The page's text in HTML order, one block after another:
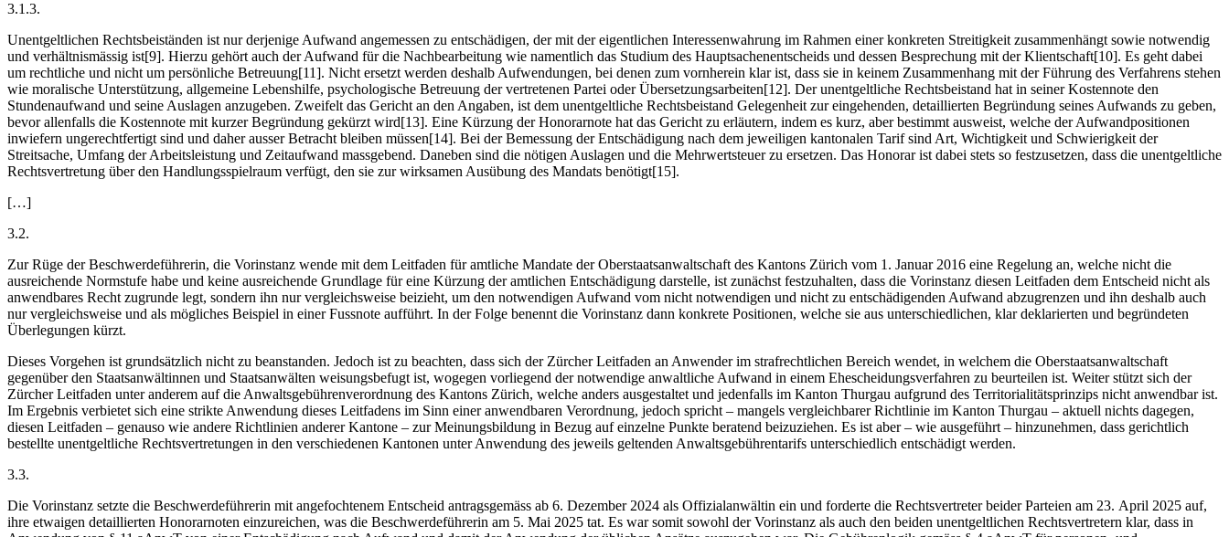
3.1.3.
Unentgeltlichen Rechtsbeiständen ist nur derjenige Aufwand angemessen zu entschädigen, der mit der eigentlichen Interessenwahrung im Rahmen einer konkreten Streitigkeit zusammenhängt sowie notwendig
und verhältnismässig ist[9]. Hierzu gehört auch der Aufwand für die Nachbearbeitung wie namentlich das Studium des Hauptsachenentscheids und dessen Besprechung mit der Klientschaft[10]. Es geht dabei
um rechtliche und nicht um persönliche Betreuung[11]. Nicht ersetzt werden deshalb Aufwendungen, bei denen zum vornherein klar ist, dass sie in keinem Zusammenhang mit der Führung des Verfahrens stehen
wie moralische Unterstützung, allgemeine Lebenshilfe, psychologische Betreuung der vertretenen Partei oder Übersetzungsarbeiten[12]. Der unentgeltliche Rechtsbeistand hat in seiner Kostennote den
Stundenaufwand und seine Auslagen anzugeben. Zweifelt das Gericht an den Angaben, ist dem unentgeltliche Rechtsbeistand Gelegenheit zur eingehenden, detaillierten Begründung seines Aufwands zu geben,
bevor allenfalls die Kostennote mit kurzer Begründung gekürzt wird[13]. Eine Kürzung der Honorarnote hat das Gericht zu erläutern, indem es kurz, aber bestimmt ausweist, welche der Aufwandpositionen
inwiefern ungerechtfertigt sind und daher ausser Betracht bleiben müssen[14]. Bei der Bemessung der Entschädigung nach dem jeweiligen kantonalen Tarif sind Art, Wichtigkeit und Schwierigkeit der
Streitsache, Umfang der Arbeitsleistung und Zeitaufwand massgebend. Daneben sind die nötigen Auslagen und die Mehrwertsteuer zu ersetzen. Das Honorar ist dabei stets so festzusetzen, dass die unentgeltliche
Rechtsvertretung über den Handlungsspielraum verfügt, den sie zur wirksamen Ausübung des Mandats benötigt[15].
[…]
3.2.
Zur Rüge der Beschwerdeführerin, die Vorinstanz wende mit dem Leitfaden für amtliche Mandate der Oberstaatsanwaltschaft des Kantons Zürich vom 1. Januar 2016 eine Regelung an, welche nicht die
ausreichende Normstufe habe und keine ausreichende Grundlage für eine Kürzung der amtlichen Entschädigung darstelle, ist zunächst festzuhalten, dass die Vorinstanz diesen Leitfaden dem Entscheid nicht als
anwendbares Recht zugrunde legt, sondern ihn nur vergleichsweise beizieht, um den notwendigen Aufwand vom nicht notwendigen und nicht zu entschädigenden Aufwand abzugrenzen und ihn deshalb auch
nur vergleichsweise und als mögliches Beispiel in einer Fussnote aufführt. In der Folge benennt die Vorinstanz dann konkrete Positionen, welche sie aus unterschiedlichen, klar deklarierten und begründeten
Überlegungen kürzt.
Dieses Vorgehen ist grundsätzlich nicht zu beanstanden. Jedoch ist zu beachten, dass sich der Zürcher Leitfaden an Anwender im strafrechtlichen Bereich wendet, in welchem die Oberstaatsanwaltschaft
gegenüber den Staatsanwältinnen und Staatsanwälten weisungsbefugt ist, wogegen vorliegend der notwendige anwaltliche Aufwand in einem Ehescheidungsverfahren zu beurteilen ist. Weiter stützt sich der
Zürcher Leitfaden unter anderem auf die Anwaltsgebührenverordnung des Kantons Zürich, welche anders ausgestaltet und jedenfalls im Kanton Thurgau aufgrund des Territorialitätsprinzips nicht anwendbar ist.
Im Ergebnis verbietet sich eine strikte Anwendung dieses Leitfadens im Sinn einer anwendbaren Verordnung, jedoch spricht – mangels vergleichbarer Richtlinie im Kanton Thurgau – aktuell nichts dagegen,
diesen Leitfaden – genauso wie andere Richtlinien anderer Kantone – zur Meinungsbildung in Bezug auf einzelne Punkte beratend beizuziehen. Es ist aber – wie ausgeführt – hinzunehmen, dass gerichtlich
bestellte unentgeltliche Rechtsvertretungen in den verschiedenen Kantonen unter Anwendung des jeweils geltenden Anwaltsgebührentarifs unterschiedlich entschädigt werden.
3.3.
Die Vorinstanz setzte die Beschwerdeführerin mit angefochtenem Entscheid antragsgemäss ab 6. Dezember 2024 als Offizialanwältin ein und forderte die Rechtsvertreter beider Parteien am 23. April 2025 auf,
ihre etwaigen detaillierten Honorarnoten einzureichen, was die Beschwerdeführerin am 5. Mai 2025 tat. Es war somit sowohl der Vorinstanz als auch den beiden unentgeltlichen Rechtsvertretern klar, dass in